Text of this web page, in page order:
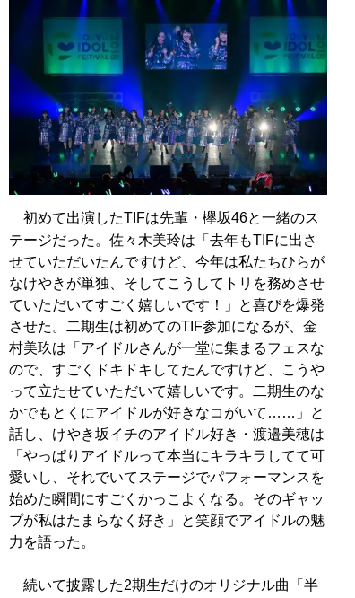
初めて出演したTIFは先輩・欅坂46と一緒のス
テージだった。佐々木美玲は「去年もTIFに出さ
せていただいたんですけど、今年は私たちひらが
なけやきが単独、そしてこうしてトリを務めさせ
ていただいてすごく嬉しいです！」と喜びを爆発
させた。二期生は初めてのTIF参加になるが、金
村美玖は「アイドルさんが一堂に集まるフェスな
ので、すごくドキドキしてたんですけど、こうや
って立たせていただいて嬉しいです。二期生のな
かでもとくにアイドルが好きなコがいて……」と
話し、けやき坂イチのアイドル好き・渡邉美穂は
「やっぱりアイドルって本当にキラキラしてて可
愛いし、それでいてステージでパフォーマンスを
始めた瞬間にすごくかっこよくなる。そのギャッ
プが私はたまらなく好き」と笑顔でアイドルの魅
力を語った。
続いて披露した2期生だけのオリジナル曲「半